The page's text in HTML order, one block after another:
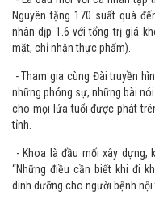
đủ dinh dưỡng và VSATTP đạt
- Là đầu mối với cá nhân tập
Nguyên tặng 170 suất quà
nhân dịp 1.6 với tổng trị giá
mặt, chỉ nhận thực phẩm).
- Tham gia cùng Đài truyền
những phóng sự, những bài nói
cho mọi lứa tuổi được phát
tỉnh.
- Khoa là đầu mối xây dựng,